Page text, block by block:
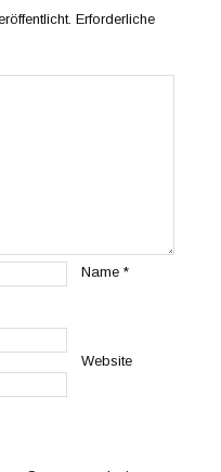
Erforderliche
Name*
Website